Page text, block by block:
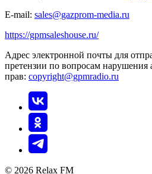
E-mail: sales@gazprom-media.ru
https://gpmsaleshouse.ru/
Адрес электронной почты для
претензии по вопросам
прав: copyright@gpmradio.ru
© 2026 Relax FM